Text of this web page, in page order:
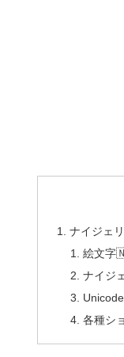
ナイジェ
絵文字
ナイジ
各種シ